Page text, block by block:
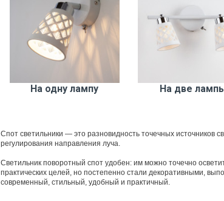
На одну лампу На две
Спот светильники — это разновидность точечных источников
регулирования направления луча.
Светильник поворотный спот удобен: им можно точечно
практических целей, но постепенно стали декоративными,
современный, стильный, удобный и практичный.